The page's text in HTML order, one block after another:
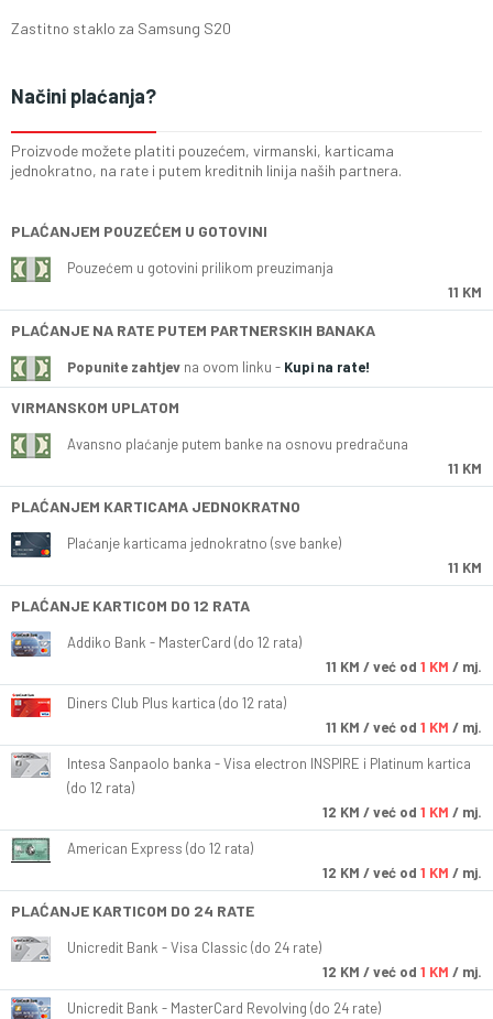
Zastitno staklo za Samsung S20
Načini plaćanja?
Proizvode možete platiti pouzećem, virmanski, karticama
jednokratno, na rate i putem kreditnih linija naših partnera.
PLAĆANJEM POUZEĆEM U GOTOVINI
Pouzećem u gotovini prilikom preuzimanja
11 KM
PLAĆANJE NA RATE PUTEM PARTNERSKIH BANAKA
Popunite zahtjev na ovom linku - Kupi na rate!
VIRMANSKOM UPLATOM
Avansno plaćanje putem banke na osnovu predračuna
11 KM
PLAĆANJEM KARTICAMA JEDNOKRATNO
Plaćanje karticama jednokratno (sve banke)
11 KM
PLAĆANJE KARTICOM DO 12 RATA
Addiko Bank - MasterCard (do 12 rata)
11 KM / već od 1 KM / mj.
Diners Club Plus kartica (do 12 rata)
11 KM / već od 1 KM / mj.
Intesa Sanpaolo banka - Visa electron INSPIRE i Platinum kartica
(do 12 rata)
12 KM / već od 1 KM / mj.
American Express (do 12 rata)
12 KM / već od 1 KM / mj.
PLAĆANJE KARTICOM DO 24 RATE
Unicredit Bank - Visa Classic (do 24 rate)
12 KM / već od 1 KM / mj.
Unicredit Bank - MasterCard Revolving (do 24 rate)